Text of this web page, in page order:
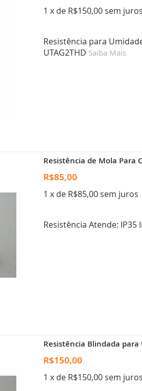
1 x de R$150,00 sem juros
Resistência para
UTAG2THD Saiba Mais
Resistência de Mola Para
R$85,00
1 x de R$85,00 sem juros
Resistência Atende: IP35
Resistência Blindada para
R$150,00
1 x de R$150,00 sem juros